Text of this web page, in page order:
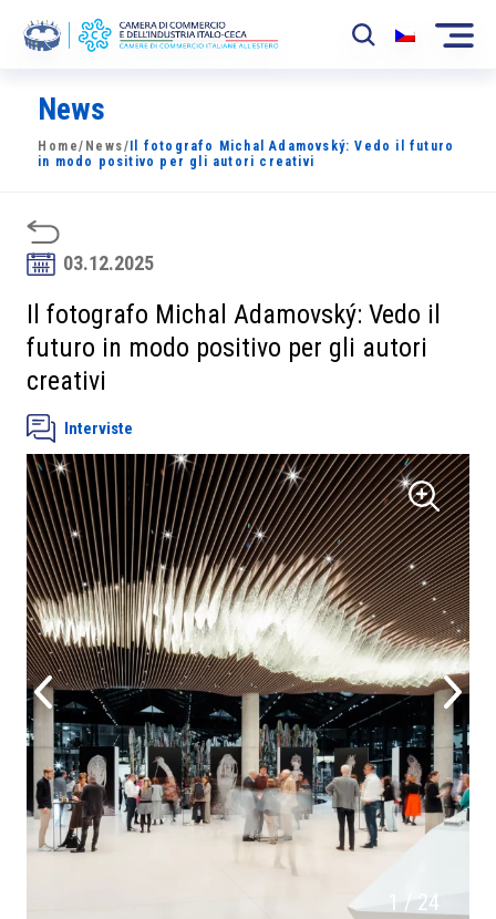
La Camera
News
Sviluppo Mercato
Soci
Partner
Area riservata
News
Home/ News/ Il fotografo Michal Adamovský: Vedo il futuro
in modo positivo per gli autori creativi
03.12.2025
Il fotografo Michal Adamovský: Vedo il
futuro in modo positivo per gli autori
creativi
Interviste
1 / 24